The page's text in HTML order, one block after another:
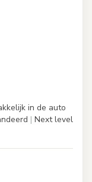
in de auto
| Next level